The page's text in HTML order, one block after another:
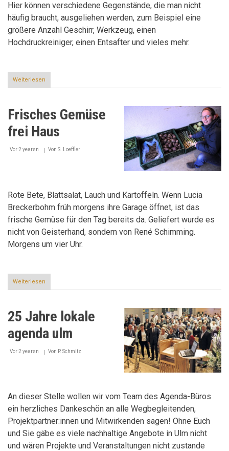
Hier können verschiedene Gegenstände, die man nicht
häufig braucht, ausgeliehen werden, zum Beispiel eine
größere Anzahl Geschirr, Werkzeug, einen
Hochdruckreiniger, einen Entsafter und vieles mehr.
Weiterlesen
Ressourcen
gemeinsame
Frisches Gemüse
frei Haus
Vor 2 yearsn Von S. Loeffler
Rote Bete, Blattsalat, Lauch und Kartoffeln. Wenn Lucia
Breckerbohm früh morgens ihre Garage öffnet, ist das
frische Gemüse für den Tag bereits da. Geliefert wurde es
nicht von Geisterhand, sondern von René Schimming.
Morgens um vier Uhr.
Weiterlesen
Frisches
Haus
25 Jahre lokale
agenda ulm
Vor 2 yearsn Von P. Schmitz
An dieser Stelle wollen wir vom Team des Agenda-Büros
ein herzliches Dankeschön an alle Wegbegleitenden,
Projektpartner:innen und Mitwirkenden sagen! Ohne Euch
und Sie gäbe es viele nachhaltige Angebote in Ulm nicht
und wären Projekte und Veranstaltungen nicht zustande